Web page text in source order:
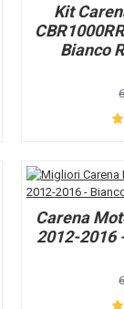
Kit
Bianco
Carena
2012-2016